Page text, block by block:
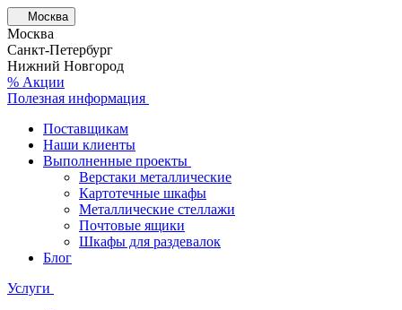
Москва
Москва
Санкт-Петербург
Нижний Новгород
% Акции
Полезная информация
Поставщикам
Наши клиенты
Выполненные проекты
Верстаки металлические
Картотечные шкафы
Металлические стеллажи
Почтовые ящики
Шкафы для раздевалок
Блог
Услуги